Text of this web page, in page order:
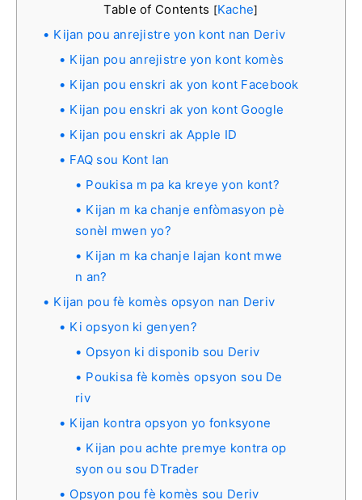
Table of Contents [Kache]
Kijan pou anrejistre yon kont nan Deriv
Kijan pou anrejistre yon kont komès
Kijan pou enskri ak yon kont Facebook
Kijan pou enskri ak yon kont Google
Kijan pou enskri ak Apple ID
FAQ sou Kont lan
Poukisa m pa ka kreye yon kont?
Kijan m ka chanje enfòmasyon pè
sonèl mwen yo?
Kijan m ka chanje lajan kont mwe
n an?
Kijan pou fè komès opsyon nan Deriv
Ki opsyon ki genyen?
Opsyon ki disponib sou Deriv
Poukisa fè komès opsyon sou De
riv
Kijan kontra opsyon yo fonksyone
Kijan pou achte premye kontra op
syon ou sou DTrader
Opsyon pou fè komès sou Deriv